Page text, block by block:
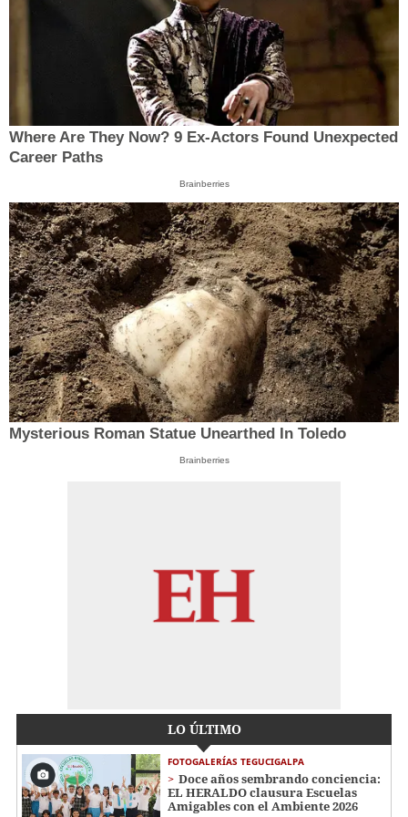
Where Are They Now? 9 Ex-Actors Found Unexpected
Career Paths
Brainberries
Mysterious Roman Statue Unearthed In Toledo
Brainberries
LO ÚLTIMO
FOTOGALERÍAS TEGUCIGALPA
Doce años sembrando conciencia:
EL HERALDO clausura Escuelas
Amigables con el Ambiente 2026